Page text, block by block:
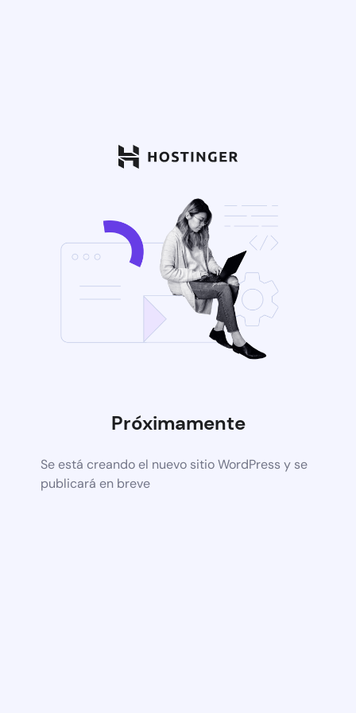
Próximamente
Se está creando el nuevo sitio WordPress y se
publicará en breve